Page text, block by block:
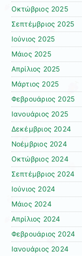
Οκτώβριος 2025
Σεπτέμβριος 2025
Ιούνιος 2025
Μάιος 2025
Απρίλιος 2025
Μάρτιος 2025
Φεβρουάριος 2025
Ιανουάριος 2025
Δεκέμβριος 2024
Νοέμβριος 2024
Οκτώβριος 2024
Σεπτέμβριος 2024
Ιούνιος 2024
Μάιος 2024
Απρίλιος 2024
Φεβρουάριος 2024
Ιανουάριος 2024